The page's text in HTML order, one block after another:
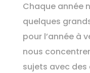
Chaque année
quelques
pour l’année à
nous
sujets avec